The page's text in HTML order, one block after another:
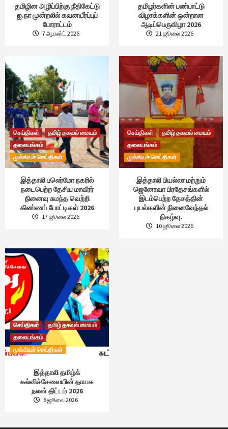
தமிழின அழிப்பிற்கு நீதிகேட்டு
ஐ.நா முன்றலில் கவனயீர்ப்புப்
போராட்டம்
7 ஆகஸ்ட் 2026
தமிழர்களின் பண்பாட்டு
விழாக்களின் ஒன்றான
ஆடிப்பெருவிழா 2026
21 ஜூலை 2026
செய்திகள்
தமிழ் தகவல் மையம்
தலையங்கம்
முக்கியச் செய்திகள்
இத்தாலி பலெர்மோ நகரில்
நடைபெற்ற தேசிய மாவீரர்
நினைவு சுமந்த வெற்றி
கிண்ணப் போட்டிகள் 2026
17 ஜூலை 2026
செய்திகள்
தமிழ் தகவல் மையம்
தலையங்கம்
முக்கியச் செய்திகள்
இத்தாலி பியல்லா மற்றும்
ஜெனோவா பிரதேசங்களில்
இடம்பெற்ற தேசத்தின்
புயல்களின் நினைவேந்தல்
நிகழ்வு.
10 ஜூலை 2026
செய்திகள்
தமிழ் தகவல் மையம்
தலையங்கம்
முக்கியச் செய்திகள்
இத்தாலி தமிழ்க்
கல்விச்சேவையின் தாயக
நலன் திட்டம் 2026
8 ஜூலை 2026